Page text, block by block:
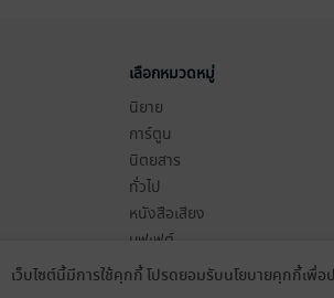
เลือกหมวดหมู่
นิยาย
การ์ตูน
นิตยสาร
ทั่วไป
หนังสือเสียง
บุฟเฟต์
เว็บไซต์นี้มีการใช้คุกกี้ โปรดยอมรับนโยบายคุกกี้เ